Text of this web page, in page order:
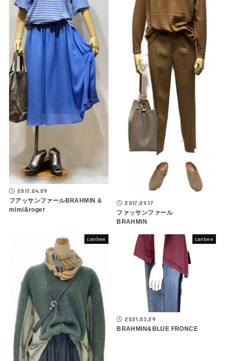
2017.04.09
フアッサンファールBRAHMIN &
mimi&roger
2017.09.17
ファッサンファール
BRAHMIN
canbee canbee
2021.03.29
BRAHMIN&BLUE FRONCE